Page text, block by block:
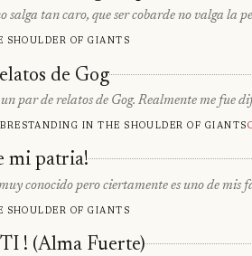
salga tan caro, que ser cobarde no valga la
shoulder of giants
de Gog
un par de relatos de Gog. Realmente me fue
Standing in the shoulder of giants
mi patria!
conocido pero ciertamente es uno de
shoulder of giants
! (Alma Fuerte)